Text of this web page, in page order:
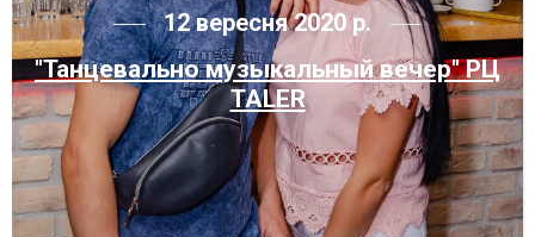
12 вересня 2020 р.
"Танцевально музыкальный вечер" РЦ
TALER